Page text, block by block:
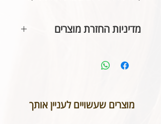
מדיניות החזרת מוצרים
אפשרות להחזיר או לבטל תכשיטים
ההזמנה כי המידות הינן נכונות וכי
הכיתוב שבחרתם מאויית לשביעות
מוצרים שעשויים לעניין אותך